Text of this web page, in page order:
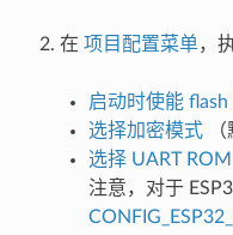
在 项目配置菜单，
启动时使能 flash
选择加密模式（
选择 UART
注意，对于